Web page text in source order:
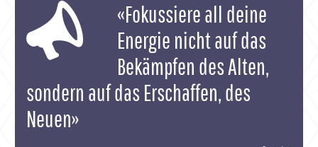
«Fokussiere all deine
Energie nicht auf das
Bekämpfen des Alten,
sondern auf das Erschaffen, des
Neuen»